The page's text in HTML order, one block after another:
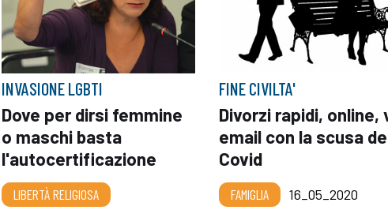
INVASIONE LGBTI
Dove per dirsi femmine
o maschi basta
l'autocertificazione
LIBERTÀ RELIGIOSA
FINE CIVILTA'
Divorzi rapidi, online,
email con la scusa
Covid
FAMIGLIA 16_05_2020